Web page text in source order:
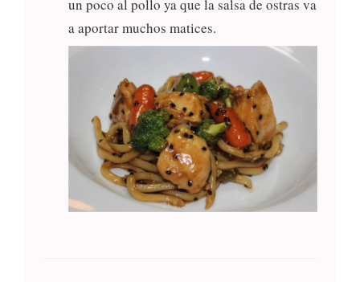
un poco al pollo ya que la salsa de ostras va
a aportar muchos matices.